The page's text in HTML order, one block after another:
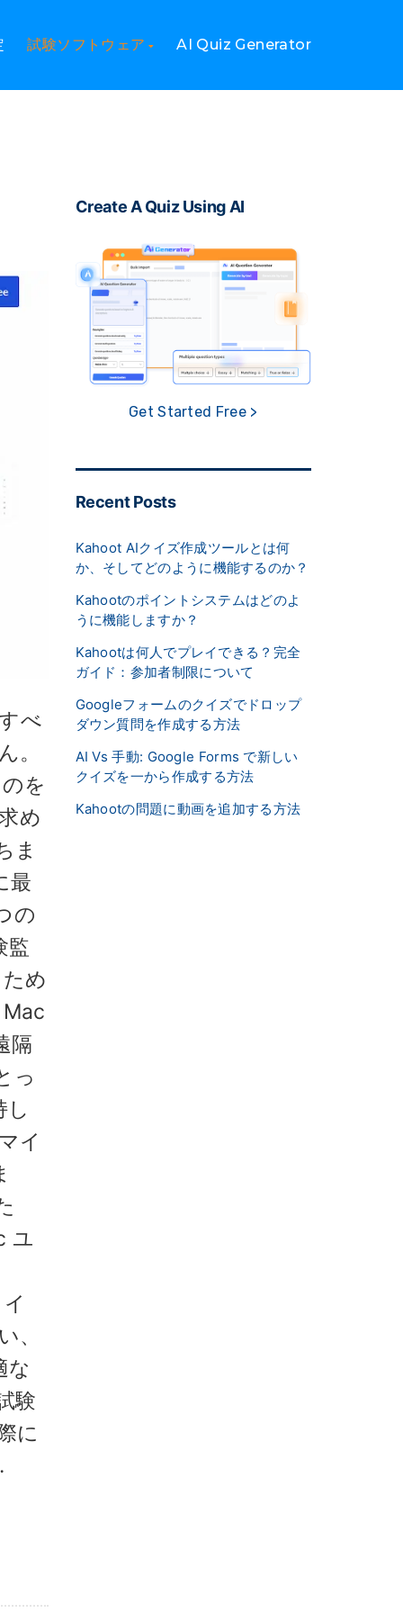
試験ソフトウェア AI Quiz Generator
べ
。
を
め
ま
最
の
監
め
隔
っ
し
イ
ユ
、
な
験
に
Create A Quiz Using AI
Get Started Free >
Recent Posts
Kahoot AIクイズ作成ツールとは何
か、そしてどのように機能するのか？
Kahootのポイントシステムはどのよ
うに機能しますか？
Kahootは何人でプレイできる？完全
ガイド：参加者制限について
Googleフォームのクイズでドロップ
ダウン質問を作成する方法
AI Vs 手動: Google Forms で新しい
クイズを一から作成する方法
Kahootの問題に動画を追加する方法